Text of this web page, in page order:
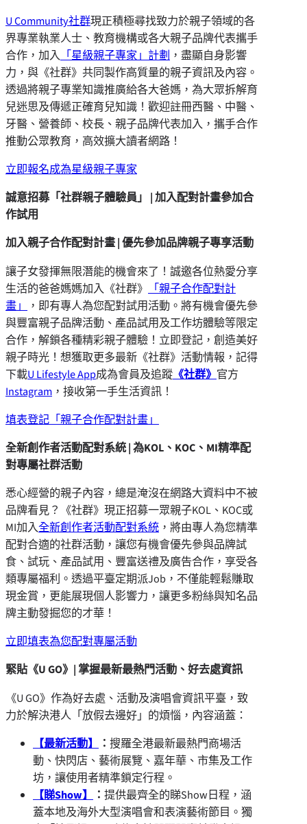
U Community社群現正積極尋找致力於親子領域的各
界專業執業人士、教育機構或各大親子品牌代表攜手
合作，加入 「星級親子專家」計劃 ，盡顯自身影響
力，與《社群》共同製作高質量的親子資訊及內容。
透過將親子專業知識推廣給各大爸媽，為大眾拆解育
兒迷思及傳遞正確育兒知識！歡迎註冊西醫、中醫、
牙醫、營養師、校長、親子品牌代表加入，攜手合作
推動公眾教育，高效擴大讀者網路！
立即報名成為星級親子專家
誠意招募「社群親子體驗員」 | 加入配對計畫參加合
作試用
加入親子合作配對計畫 | 優先參加品牌親子專享活動
讓子女發揮無限潛能的機會來了！誠邀各位熱愛分享
生活的爸爸媽媽加入《社群》
「親子合作配對計
畫」
，即有專人為您配對試用活動。將有機會優先參
與豐富親子品牌活動、產品試用及工作坊體驗等限定
合作，解鎖各種精彩親子體驗！立即登記，創造美好
親子時光！想獲取更多最新《社群》活動情報，記得
下載U Lifestyle App成為會員及追蹤 《社群》 官方
Instagram ，接收第一手生活資訊！
填表登記「親子合作配對計畫」
全新創作者活動配對系統 | 為KOL、KOC、MI精準配
對專屬社群活動
悉心經營的親子內容，總是淹沒在網路大資料中不被
品牌看見？《社群》現正招募一眾親子KOL、KOC或
MI加入全新創作者活動配對系統 ，將由專人為您精準
配對合適的社群活動，讓您有機會優先參與品牌試
食、試玩、產品試用、豐富送禮及廣告合作，享受各
類專屬福利。透過平臺定期派Job，不僅能輕鬆賺取
現金賞，更能展現個人影響力，讓更多粉絲與知名品
牌主動發掘您的才華！
立即填表為您配對專屬活動
緊貼《U GO》| 掌握最新最熱門活動、好去處資訊
《U GO》作為好去處、活動及演唱會資訊平臺，致
力於解決港人「放假去邊好」的煩惱，內容涵蓋：
【最新活動】
： 搜羅全港最新最熱門商場活
動、快閃店、藝術展覽、嘉年華、市集及工作
坊，讓使用者精準鎖定行程。
【睇Show】 ： 提供最齊全的睇Show日程，涵
蓋本地及海外大型演唱會和表演藝術節目。獨